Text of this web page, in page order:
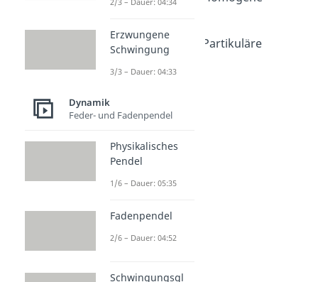
Schwingungen - Partikuläre
Lösung
Dauer: 08:07
Stehende Welle
Resonanz
Dauer: 04:22
Erzwungene
Schwingung
3/3 – Dauer: 04:33
Dynamik
Feder- und Fadenpendel
Physikalisches
Pendel
1/6 – Dauer: 05:35
Fadenpendel
2/6 – Dauer: 04:52
Schwingungsgl